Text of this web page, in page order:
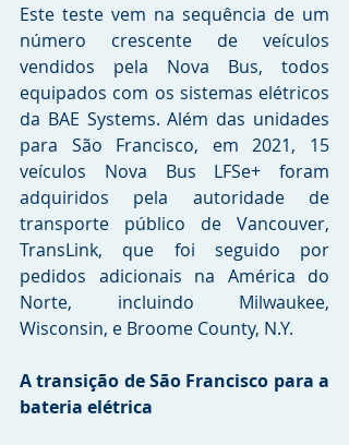
Este teste vem na sequência de um
número crescente de veículos
vendidos pela Nova Bus, todos
equipados com os sistemas elétricos
da BAE Systems. Além das unidades
para São Francisco, em 2021, 15
veículos Nova Bus LFSe+ foram
adquiridos pela autoridade de
transporte público de Vancouver,
TransLink, que foi seguido por
pedidos adicionais na América do
Norte, incluindo Milwaukee,
Wisconsin, e Broome County, N.Y.
A transição de São Francisco para a
bateria elétrica